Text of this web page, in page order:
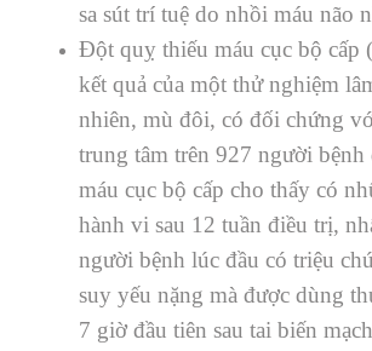
sa sút trí tuệ do nhồi máu não
Ðột quỵ thiếu máu cục bộ cấp
kết quả của một thử nghiệm
nhiên, mù đôi, có đối chứng
trung tâm trên 927 người
máu cục bộ cấp cho thấy có
hành vi sau 12 tuần điều trị,
người bệnh lúc đầu có triệu
suy yếu nặng mà được dùng
7 giờ đầu tiên sau tai biến